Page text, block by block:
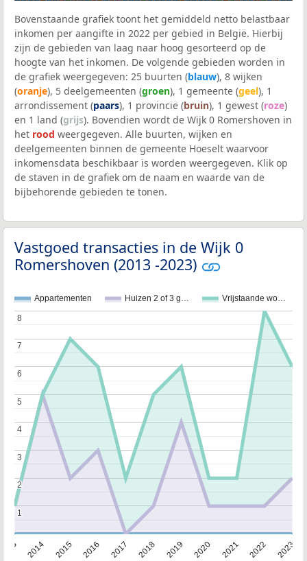
Bovenstaande grafiek toont het gemiddeld netto belastbaar
inkomen per aangifte in 2022 per gebied in België. Hierbij
zijn de gebieden van laag naar hoog gesorteerd op de
hoogte van het inkomen. De volgende gebieden worden in
de grafiek weergegeven: 25 buurten (blauw), 8 wijken
(oranje), 5 deelgemeenten (groen), 1 gemeente (geel), 1
arrondissement (paars), 1 provincie (bruin), 1 gewest (roze)
en 1 land (grijs). Bovendien wordt de Wijk 0 Romershoven in
het rood weergegeven. Alle buurten, wijken en
deelgemeenten binnen de gemeente Hoeselt waarvoor
inkomensdata beschikbaar is worden weergegeven. Klik op
de staven in de grafiek om de naam en waarde van de
bijbehorende gebieden te tonen.
Vastgoed transacties in de Wijk 0
Romershoven (2013 -2023)
Appartementen Huizen 2 of 3 g… Vrijstaande wo…
2014 2015 2016 2017 2018 2019 2020 2021 2022 2023
11
2
2
3
3
4
4
5
5
6
6
7
7
8
8